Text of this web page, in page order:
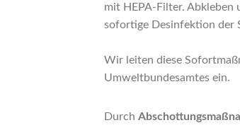
mit HEPA-Filter. Abkleben
sofortige Desinfektion der
Wir leiten diese
Umweltbundesamtes ein.
Durch